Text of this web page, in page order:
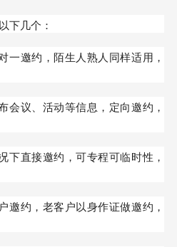
下几个：
一邀约，陌生人熟人同样适用，
会议、活动等信息，定向邀约，
下直接邀约，可专程可临时性，
邀约，老客户以身作证做邀约，